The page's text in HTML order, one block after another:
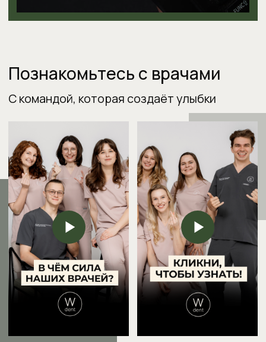
Анна Костюченко Анна
Врач-ортодонт
Опыт 8 лет Опыт 8 лет
Стоматолог-
©2026 ООО "Состояние здоровья".
Адрес для корреспонденции: 197183, ООО
«Состояние здоровья», а/я №10